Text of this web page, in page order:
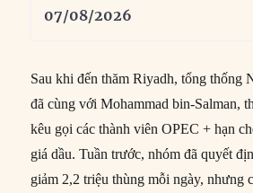
07/08/2026
Sau khi đến thăm Riyadh, tổng thống
đã cùng với Mohammad bin-Salman,
kêu gọi các thành viên OPEC + hạn
giá dầu. Tuần trước, nhóm đã quyết
giảm 2,2 triệu thùng mỗi ngày, nhưng